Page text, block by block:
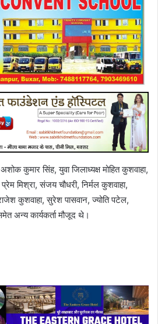
कुमार सिंह, युवा जिलाध्यक्ष मोहित कुशवाहा,
मिश्रा, संजय चौधरी, निर्मल कुशवाहा,
कुशवाहा, सुरेश पासवान, ज्योति पटेल,
अन्य कार्यकर्ता मौजूद थे।